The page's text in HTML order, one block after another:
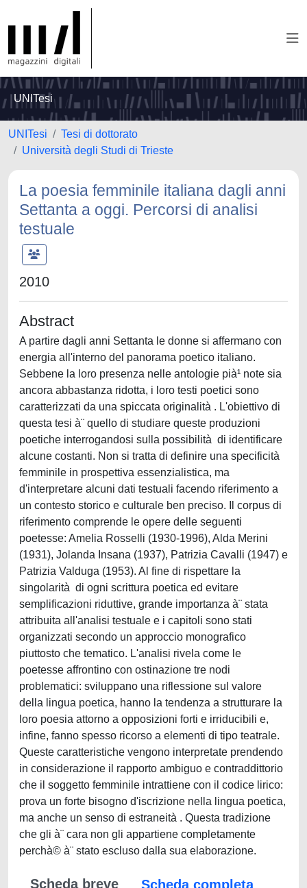
UNITesi
UNITesi
Tesi di dottorato
Università degli Studi di Trieste
La poesia femminile italiana dagli anni
Settanta a oggi. Percorsi di analisi
testuale
2010
Abstract
A partire dagli anni Settanta le donne si affermano con
energia all'interno del panorama poetico italiano.
Sebbene la loro presenza nelle antologie pià¹ note sia
ancora abbastanza ridotta, i loro testi poetici sono
caratterizzati da una spiccata originalità . L'obiettivo di
questa tesi à¨ quello di studiare queste produzioni
poetiche interrogandosi sulla possibilità di identificare
alcune costanti. Non si tratta di definire una specificità
femminile in prospettiva essenzialistica, ma
d'interpretare alcuni dati testuali facendo riferimento a
un contesto storico e culturale ben preciso. Il corpus di
riferimento comprende le opere delle seguenti
poetesse: Amelia Rosselli (1930-1996), Alda Merini
(1931), Jolanda Insana (1937), Patrizia Cavalli (1947) e
Patrizia Valduga (1953). Al fine di rispettare la
singolarità di ogni scrittura poetica ed evitare
semplificazioni riduttive, grande importanza à¨ stata
attribuita all'analisi testuale e i capitoli sono stati
organizzati secondo un approccio monografico
piuttosto che tematico. L'analisi rivela come le
poetesse affrontino con ostinazione tre nodi
problematici: sviluppano una riflessione sul valore
della lingua poetica, hanno la tendenza a strutturare la
loro poesia attorno a opposizioni forti e irriducibili e,
infine, fanno spesso ricorso a elementi di tipo teatrale.
Queste caratteristiche vengono interpretate prendendo
in considerazione il rapporto ambiguo e contraddittorio
che il soggetto femminile intrattiene con il codice lirico:
prova un forte bisogno d'iscrizione nella lingua poetica,
ma anche un senso di estraneità . Questa tradizione
che gli à¨ cara non gli appartiene completamente
perchà© à¨ stato escluso dalla sua elaborazione.
Scheda breve
Scheda completa